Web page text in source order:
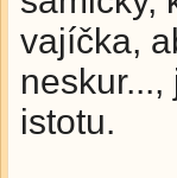
vajíčka,
istotu.